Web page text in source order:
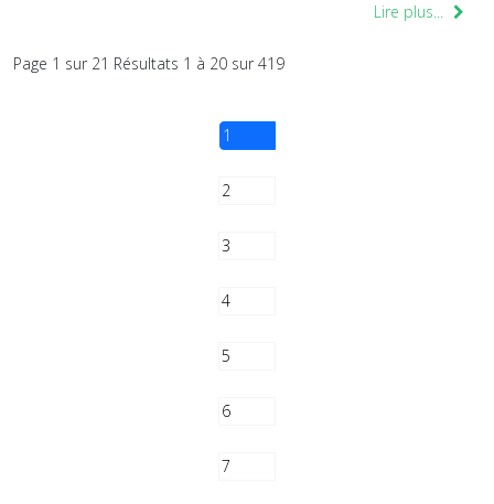
Lire plus...
Page 1 sur 21 Résultats 1 à 20 sur 419
1
2
3
4
5
6
7